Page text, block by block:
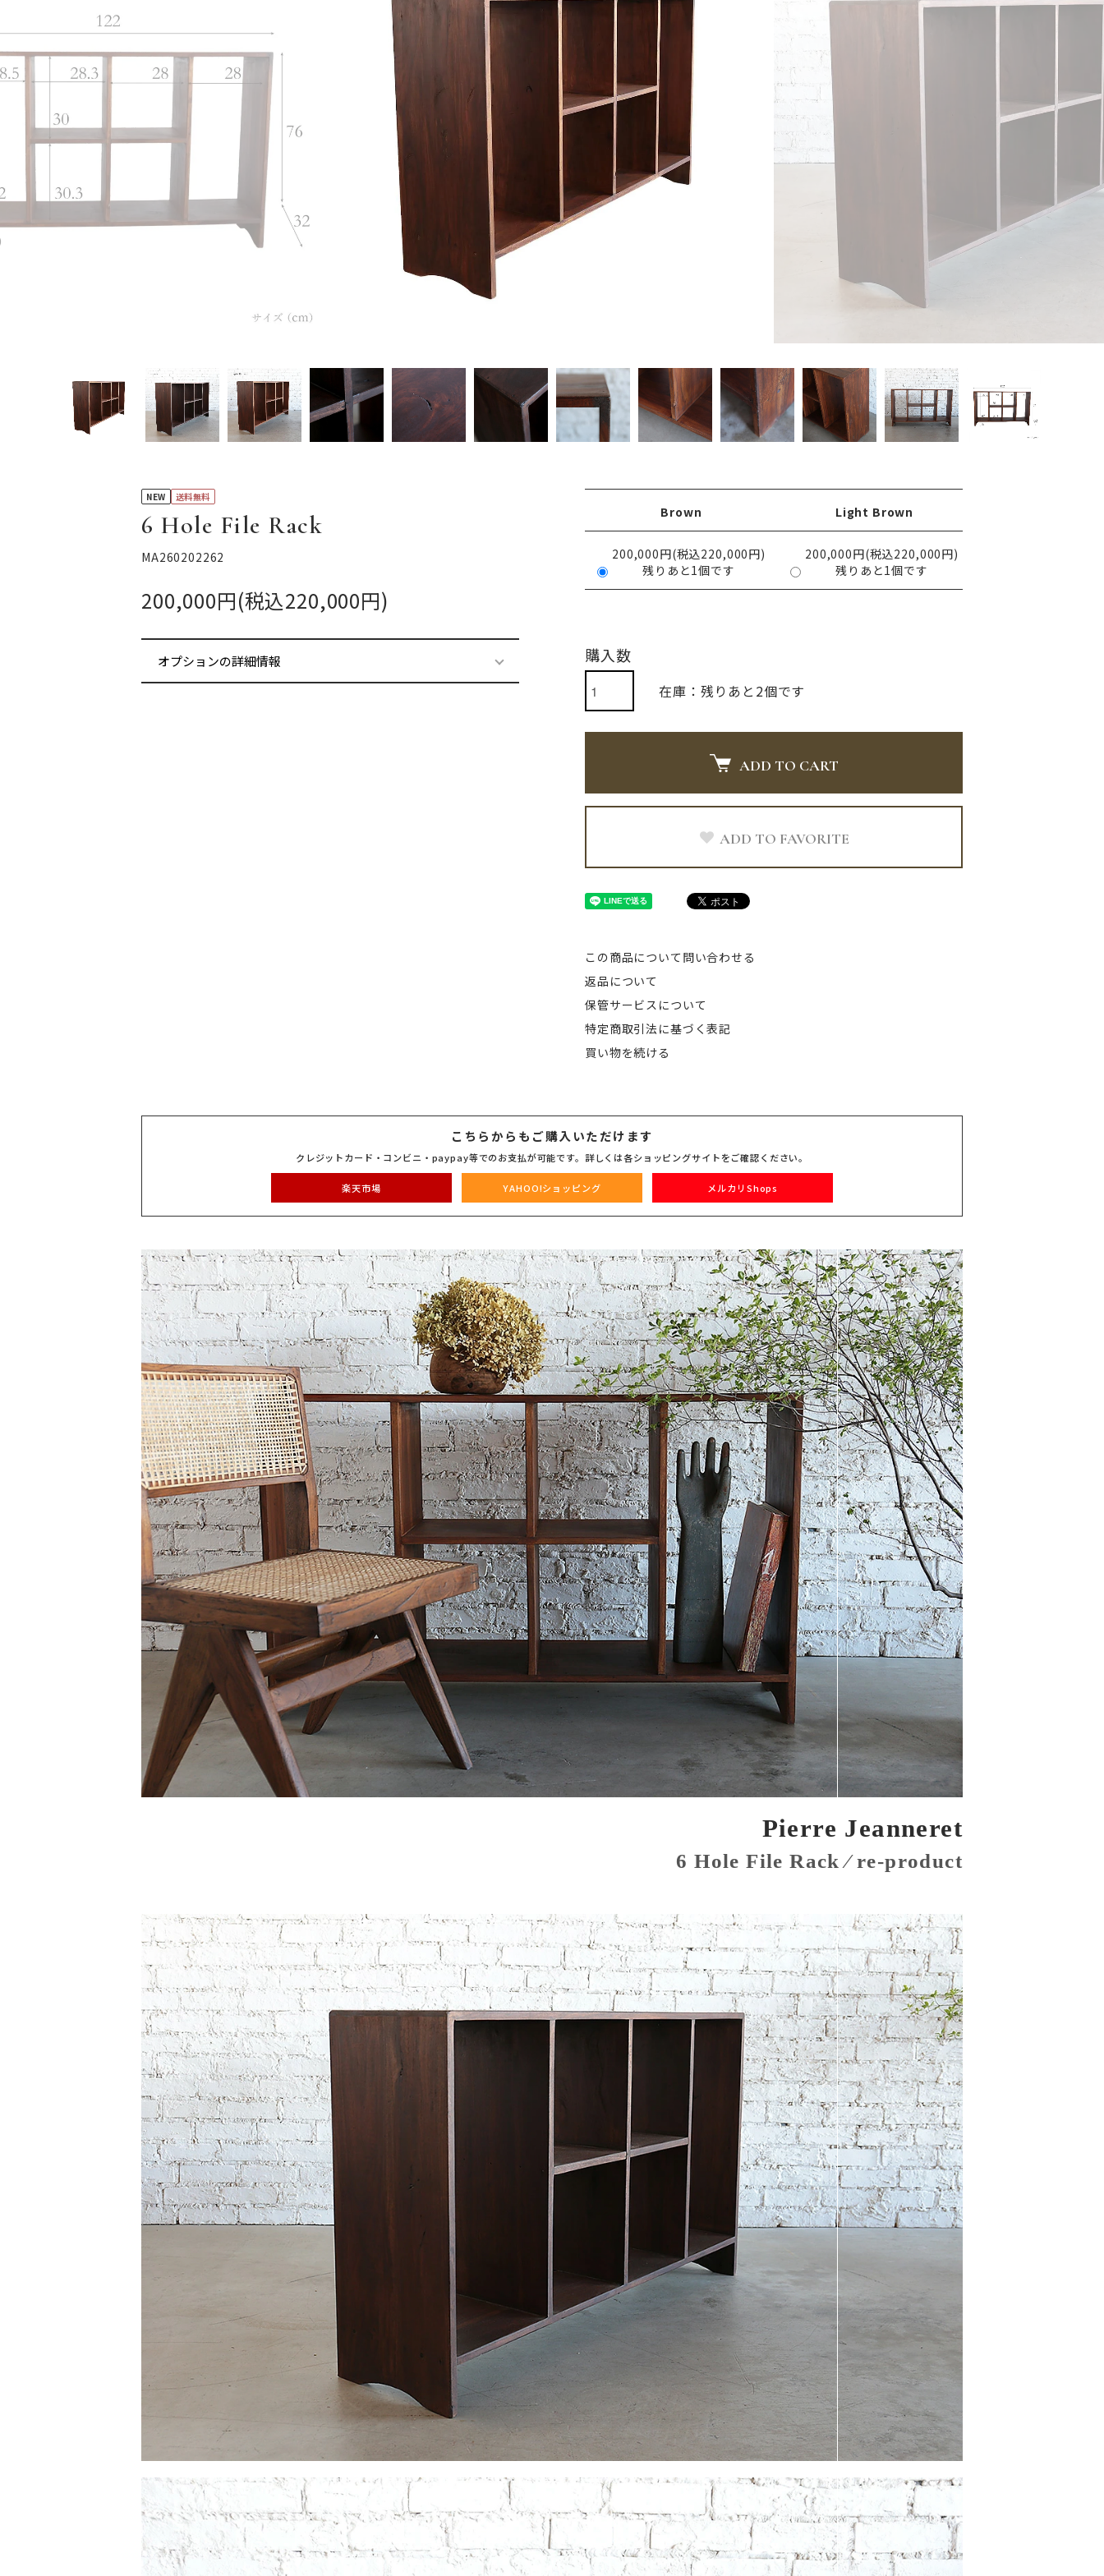
NEW 送料無料
6 Hole File Rack
MA260202262
200,000円(税込220,000円)
オプションの詳細情報
Brown Light Brown
200,000円(税込220,000円)
残りあと1個です
200,000円(税込220,000円)
残りあと1個です
購入数
在庫：残りあと2個です
ADD TO CART
ADD TO FAVORITE
この商品について問い合わせる
返品について
保管サービスについて
特定商取引法に基づく表記
買い物を続ける
こちらからもご購入いただけます
クレジットカード・コンビニ・paypay等でのお支払が可能です。詳しくは各ショッピングサイトをご確認ください。
楽天市場 YAHOO!ショッピング メルカリShops
Pierre Jeanneret
6 Hole File Rack ⁄ re-product